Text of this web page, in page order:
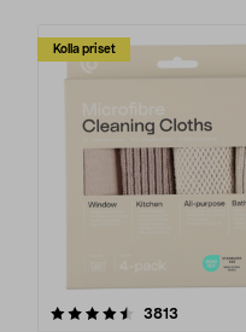
Kolla priset
3813
4.0av 5 stjärnor